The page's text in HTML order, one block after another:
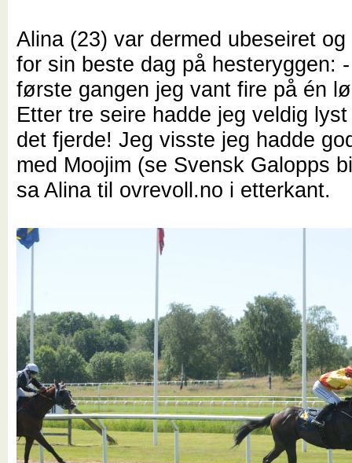
Alina (23) var dermed ubeseiret
for sin beste dag på hesteryggen:
første gangen jeg vant fire på én
Etter tre seire hadde jeg veldig
det fjerde! Jeg visste jeg hadde
med Moojim (se Svensk Galopps
sa Alina til ovrevoll.no i etterkant.